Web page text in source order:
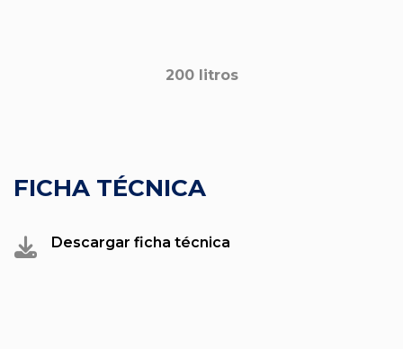
200 litros
FICHA TÉCNICA
Descargar ficha técnica